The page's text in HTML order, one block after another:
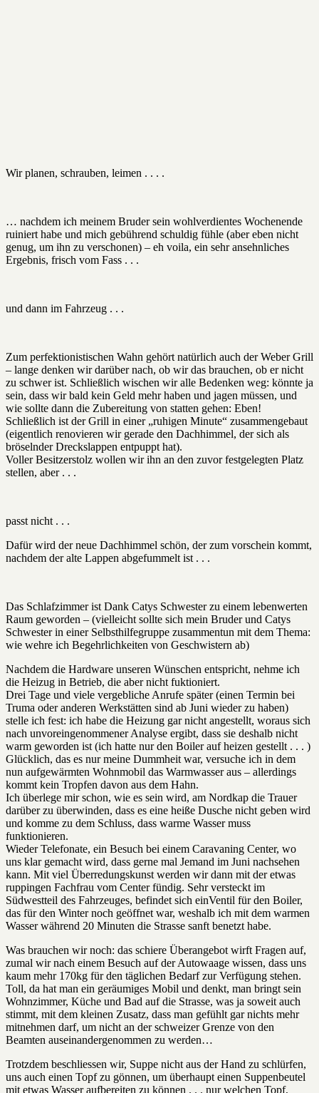
Wir planen, schrauben, leimen . . . .
… nachdem ich meinem Bruder sein wohlverdientes Wochenende
ruiniert habe und mich gebührend schuldig fühle (aber eben nicht
genug, um ihn zu verschonen) – eh voila, ein sehr ansehnliches
Ergebnis, frisch vom Fass . . .
und dann im Fahrzeug . . .
Zum perfektionistischen Wahn gehört natürlich auch der Weber Grill
– lange denken wir darüber nach, ob wir das brauchen, ob er nicht
zu schwer ist. Schließlich wischen wir alle Bedenken weg: könnte ja
sein, dass wir bald kein Geld mehr haben und jagen müssen, und
wie sollte dann die Zubereitung von statten gehen: Eben!
Schließlich ist der Grill in einer „ruhigen Minute“ zusammengebaut
(eigentlich renovieren wir gerade den Dachhimmel, der sich als
bröselnder Dreckslappen entpuppt hat).
Voller Besitzerstolz wollen wir ihn an den zuvor festgelegten Platz
stellen, aber . . .
passt nicht . . .
Dafür wird der neue Dachhimmel schön, der zum vorschein kommt,
nachdem der alte Lappen abgefummelt ist . . .
Das Schlafzimmer ist Dank Catys Schwester zu einem lebenwerten
Raum geworden – (vielleicht sollte sich mein Bruder und Catys
Schwester in einer Selbsthilfegruppe zusammentun mit dem Thema:
wie wehre ich Begehrlichkeiten von Geschwistern ab)
Nachdem die Hardware unseren Wünschen entspricht, nehme ich
die Heizug in Betrieb, die aber nicht fuktioniert.
Drei Tage und viele vergebliche Anrufe später (einen Termin bei
Truma oder anderen Werkstätten sind ab Juni wieder zu haben)
stelle ich fest: ich habe die Heizung gar nicht angestellt, woraus sich
nach unvoreingenommener Analyse ergibt, dass sie deshalb nicht
warm geworden ist (ich hatte nur den Boiler auf heizen gestellt . . . )
Glücklich, das es nur meine Dummheit war, versuche ich in dem
nun aufgewärmten Wohnmobil das Warmwasser aus – allerdings
kommt kein Tropfen davon aus dem Hahn.
Ich überlege mir schon, wie es sein wird, am Nordkap die Trauer
darüber zu überwinden, dass es eine heiße Dusche nicht geben wird
und komme zu dem Schluss, dass warme Wasser muss
funktionieren.
Wieder Telefonate, ein Besuch bei einem Caravaning Center, wo
uns klar gemacht wird, dass gerne mal Jemand im Juni nachsehen
kann. Mit viel Überredungskunst werden wir dann mit der etwas
ruppingen Fachfrau vom Center fündig. Sehr versteckt im
Südwestteil des Fahrzeuges, befindet sich einVentil für den Boiler,
das für den Winter noch geöffnet war, weshalb ich mit dem warmen
Wasser während 20 Minuten die Strasse sanft benetzt habe.
Was brauchen wir noch: das schiere Überangebot wirft Fragen auf,
zumal wir nach einem Besuch auf der Autowaage wissen, dass uns
kaum mehr 170kg für den täglichen Bedarf zur Verfügung stehen.
Toll, da hat man ein geräumiges Mobil und denkt, man bringt sein
Wohnzimmer, Küche und Bad auf die Strasse, was ja soweit auch
stimmt, mit dem kleinen Zusatz, dass man gefühlt gar nichts mehr
mitnehmen darf, um nicht an der schweizer Grenze von den
Beamten auseinandergenommen zu werden…
Trotzdem beschliessen wir, Suppe nicht aus der Hand zu schlürfen,
uns auch einen Topf zu gönnen, um überhaupt einen Suppenbeutel
mit etwas Wasser aufbereiten zu können . . . nur welchen Topf,